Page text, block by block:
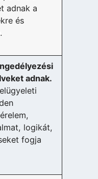
adnak a
és
adnak.
logikát,
fogja